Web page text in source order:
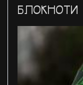
БЛОКНОТИ